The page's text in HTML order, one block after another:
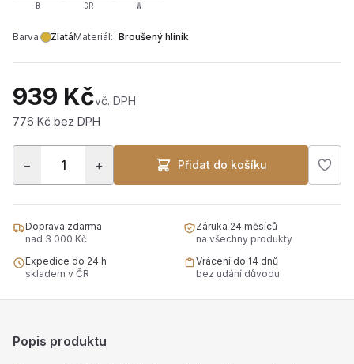
B GR W
Barva: ZlatáMateriál: Broušený hliník
939 Kčvč. DPH
776 Kč bez DPH
− + Přidat do košíku
Doprava zdarma
nad 3 000 Kč
Záruka 24 měsíců
na všechny produkty
Expedice do 24 h
skladem v ČR
Vrácení do 14 dnů
bez udání důvodu
Popis produktu